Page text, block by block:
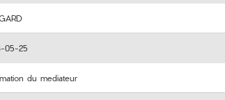
05-25
du mediateur